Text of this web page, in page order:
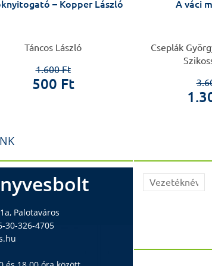
– Kopper László
Táncos László
1.600 Ft
500 Ft
A váci
Cseplák
Palotaváros
30-326-4705